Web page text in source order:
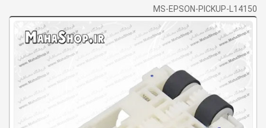
تخفیف‌ها
و
پیشنهادها
تماس
خالی
است
MS-EPSON-PICKUP-L14150